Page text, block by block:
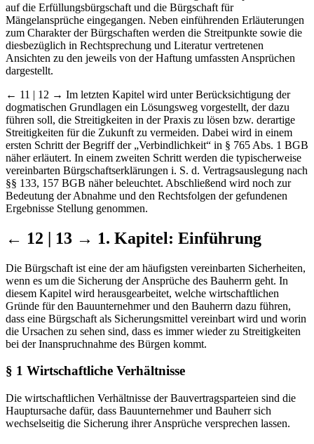
auf die Erfüllungsbürgschaft und die Bürgschaft für
Mängelansprüche eingegangen. Neben einführenden Erläuterungen
zum Charakter der Bürgschaften werden die Streitpunkte sowie die
diesbezüglich in Rechtsprechung und Literatur vertretenen
Ansichten zu den jeweils von der Haftung umfassten Ansprüchen
dargestellt.
← 11 | 12 → Im letzten Kapitel wird unter Berücksichtigung der
dogmatischen Grundlagen ein Lösungsweg vorgestellt, der dazu
führen soll, die Streitigkeiten in der Praxis zu lösen bzw. derartige
Streitigkeiten für die Zukunft zu vermeiden. Dabei wird in einem
ersten Schritt der Begriff der „Verbindlichkeit“ in § 765 Abs. 1 BGB
näher erläutert. In einem zweiten Schritt werden die typischerweise
vereinbarten Bürgschaftserklärungen i. S. d. Vertragsauslegung nach
§§ 133, 157 BGB näher beleuchtet. Abschließend wird noch zur
Bedeutung der Abnahme und den Rechtsfolgen der gefundenen
Ergebnisse Stellung genommen.
← 12 | 13 → 1. Kapitel: Einführung
Die Bürgschaft ist eine der am häufigsten vereinbarten Sicherheiten,
wenn es um die Sicherung der Ansprüche des Bauherrn geht. In
diesem Kapitel wird herausgearbeitet, welche wirtschaftlichen
Gründe für den Bauunternehmer und den Bauherrn dazu führen,
dass eine Bürgschaft als Sicherungsmittel vereinbart wird und worin
die Ursachen zu sehen sind, dass es immer wieder zu Streitigkeiten
bei der Inanspruchnahme des Bürgen kommt.
§ 1 Wirtschaftliche Verhältnisse
Die wirtschaftlichen Verhältnisse der Bauvertragsparteien sind die
Hauptursache dafür, dass Bauunternehmer und Bauherr sich
wechselseitig die Sicherung ihrer Ansprüche versprechen lassen.